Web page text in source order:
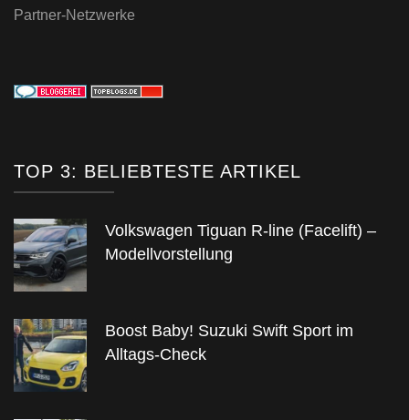
Partner-Netzwerke
TOP 3: BELIEBTESTE ARTIKEL
Volkswagen Tiguan R-line (Facelift) –
Modellvorstellung
Boost Baby! Suzuki Swift Sport im
Alltags-Check